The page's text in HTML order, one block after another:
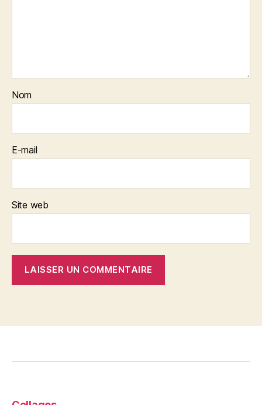
Nom
E-mail
Site web